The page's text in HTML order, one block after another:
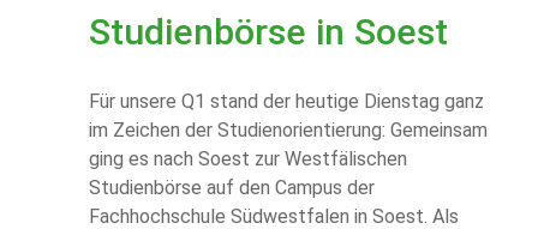
Studienbörse in Soest
Für unsere Q1 stand der heutige Dienstag ganz
im Zeichen der Studienorientierung: Gemeinsam
ging es nach Soest zur Westfälischen
Studienbörse auf den Campus der
Fachhochschule Südwestfalen in Soest. Als